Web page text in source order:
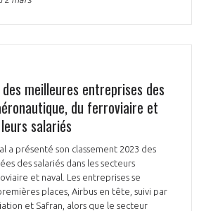
meilleures entreprises des
du ferroviaire et
salariés
a présenté son classement 2023 des
des salariés dans les secteurs
et naval. Les entreprises se
places, Airbus en tête, suivi par
et Safran, alors que le secteur